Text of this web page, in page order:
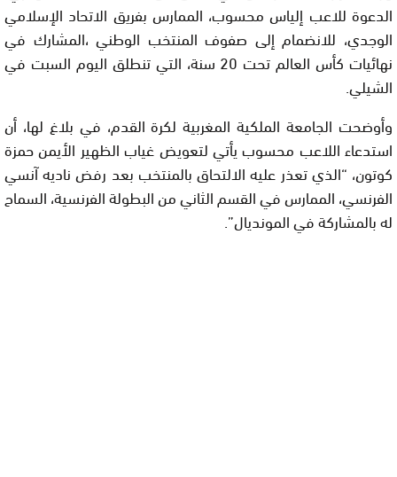
الدعوة للاعب إلياس محسوب، الممارس بفريق الاتحاد الإسلامي
الوجدي، للانضمام إلى صفوف المنتخب الوطني ،المشارك في
نهائيات كأس العالم تحت 20 سنة، التي تنطلق اليوم السبت في
الشيلي.
وأوضحت الجامعة الملكية المغربية لكرة القدم، في بلاغ لها، أن
استدعاء اللاعب محسوب يأتي لتعويض غياب الظهير الأيمن حمزة
كوتون، “الذي تعذر عليه الالتحاق بالمنتخب بعد رفض ناديه آنسي
الفرنسي، الممارس في القسم الثاني من البطولة الفرنسية، السماح
له بالمشاركة في المونديال”.